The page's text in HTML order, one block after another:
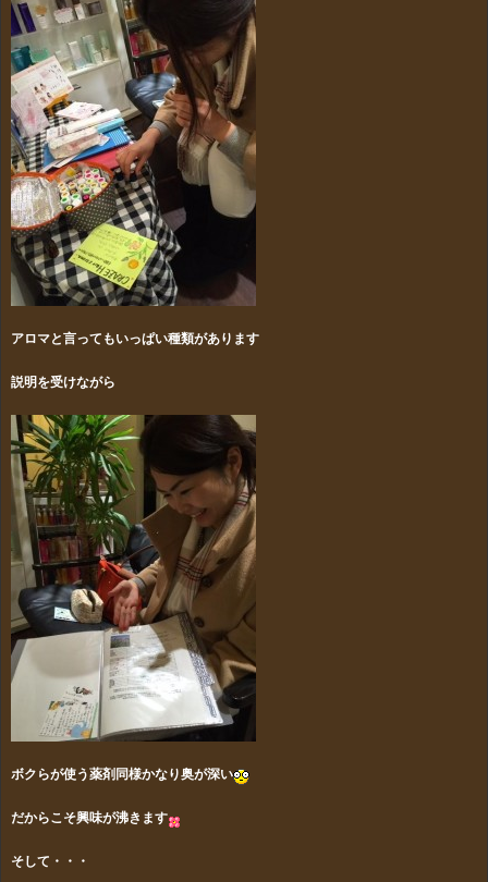
アロマと言ってもいっぱい種類があります
説明を受けながら
ボクらが使う薬剤同様かなり奥が深い
だからこそ興味が沸きます
そして・・・